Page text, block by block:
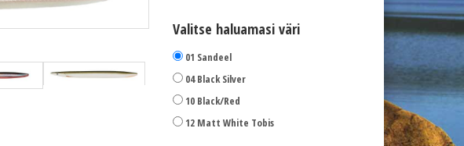
Väri: 04 Black Silver
Valitse haluamasi väri
01 Sandeel
04 Black Silver
10 Black/Red
12 Matt White Tobis